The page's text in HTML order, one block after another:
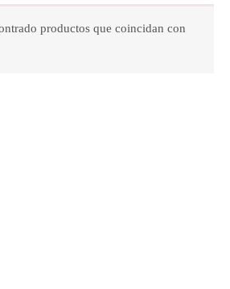
productos que coincidan con